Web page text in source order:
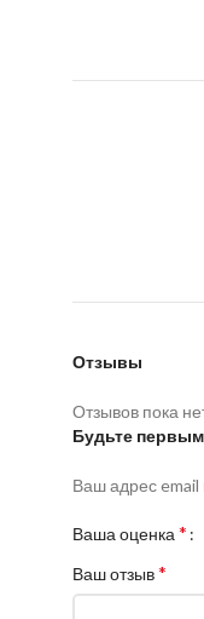
Отзывы
Отзывов пока
Будьте
Ваш адрес email
Ваша оценка *
Ваш отзыв*